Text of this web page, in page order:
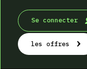
Se connecter
les offres